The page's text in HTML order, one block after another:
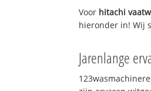
Voor hitachi
hieronder in! Wij
Jarenlange